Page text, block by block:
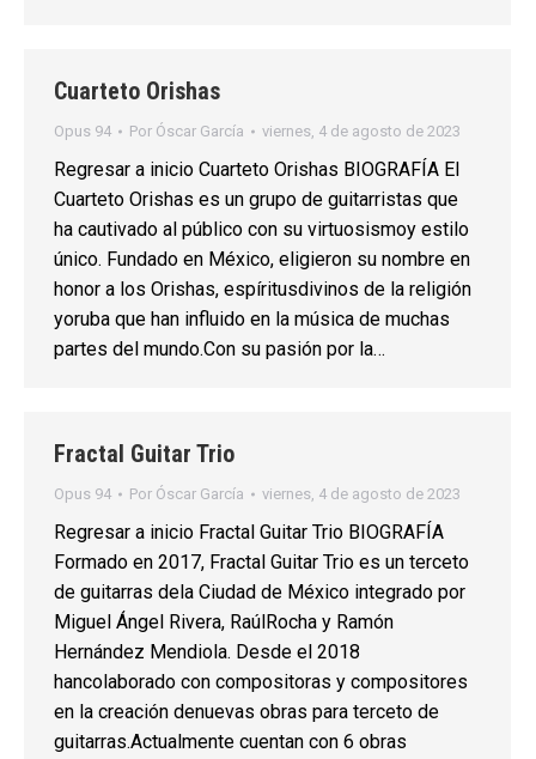
Cuarteto Orishas
Opus 94 Por Óscar García viernes, 4 de agosto de 2023
Regresar a inicio Cuarteto Orishas BIOGRAFÍA El
Cuarteto Orishas es un grupo de guitarristas que
ha cautivado al público con su virtuosismoy estilo
único. Fundado en México, eligieron su nombre en
honor a los Orishas, espíritusdivinos de la religión
yoruba que han influido en la música de muchas
partes del mundo.Con su pasión por la…
Fractal Guitar Trio
Opus 94 Por Óscar García viernes, 4 de agosto de 2023
Regresar a inicio Fractal Guitar Trio BIOGRAFÍA
Formado en 2017, Fractal Guitar Trio es un terceto
de guitarras dela Ciudad de México integrado por
Miguel Ángel Rivera, RaúlRocha y Ramón
Hernández Mendiola. Desde el 2018
hancolaborado con compositoras y compositores
en la creación denuevas obras para terceto de
guitarras.Actualmente cuentan con 6 obras